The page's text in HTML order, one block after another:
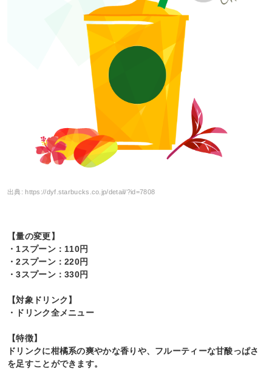
出典:https://dyf.starbucks.co.jp/detail/?id=7808
【量の変更】
・1スプーン：110円
・2スプーン：220円
・3スプーン：330円
【対象ドリンク】
・ドリンク全メニュー
【特徴】
ドリンクに柑橘系の爽やかな香りや、フルーティーな甘酸っぱさ
を足すことができます。